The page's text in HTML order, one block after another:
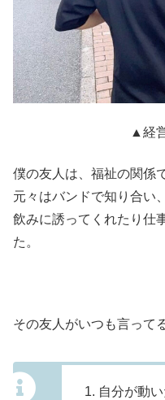
▲経
僕の友人は、福祉の関係
元々はバンドで知り合い
飲みに誘ってくれたり仕
た。
その友人がいつも言って
自分が動